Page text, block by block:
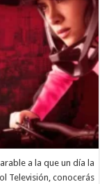
a la que un día la
Televisión, conocerás